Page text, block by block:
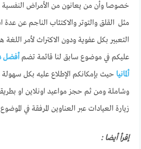
خصوصا وأن من يعانون من الأمراض النفسية
مثل القلق والتوتر والاكتئاب الناجم عن
التعبير بكل عفوية ودون الاكتراث لأمر
عليكم في موضوع سابق لنا قائمة تضمأفضل
ألمانيا حيث بإمكانكم الإطلاع عليه بكل
وشاملة ومن ثم حجز مواعيد اونلاين او
زيارة العيادات عبر العناوين المرفقة في
إقرأ أيضا :